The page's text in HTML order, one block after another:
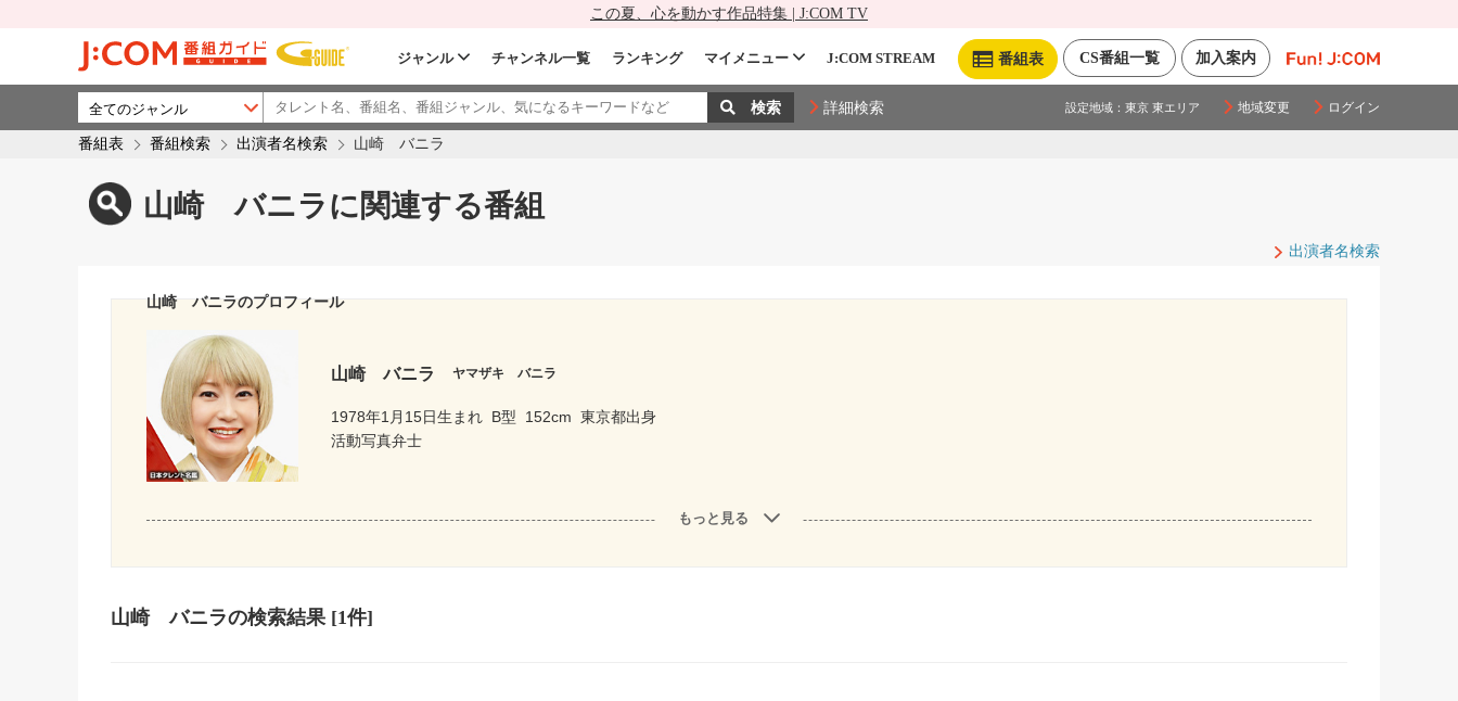
この夏、心を動かす作品特集 | J:COM TV
加入案内
CS番組一覧
番組表
ジャンル チャンネル一覧 ランキング マイメニュー J:COM STREAM
詳細検索 設定地域： 東京 東エリア 地域変更 ログイン
番組表 番組検索 出演者名検索 山崎 バニラ
山崎 バニラに関連する番組
出演者名検索
山崎 バニラのプロフィール
山崎 バニラ ヤマザキ バニラ
1978年1月15日生まれ B型 152cm 東京都出身
活動写真弁士
もっと見る
山崎 バニラの検索結果 [1件]